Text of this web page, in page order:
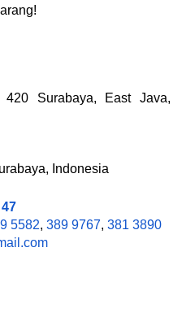
Surabaya, East Java,
Indonesia
5582, 389 9767, 381 3890